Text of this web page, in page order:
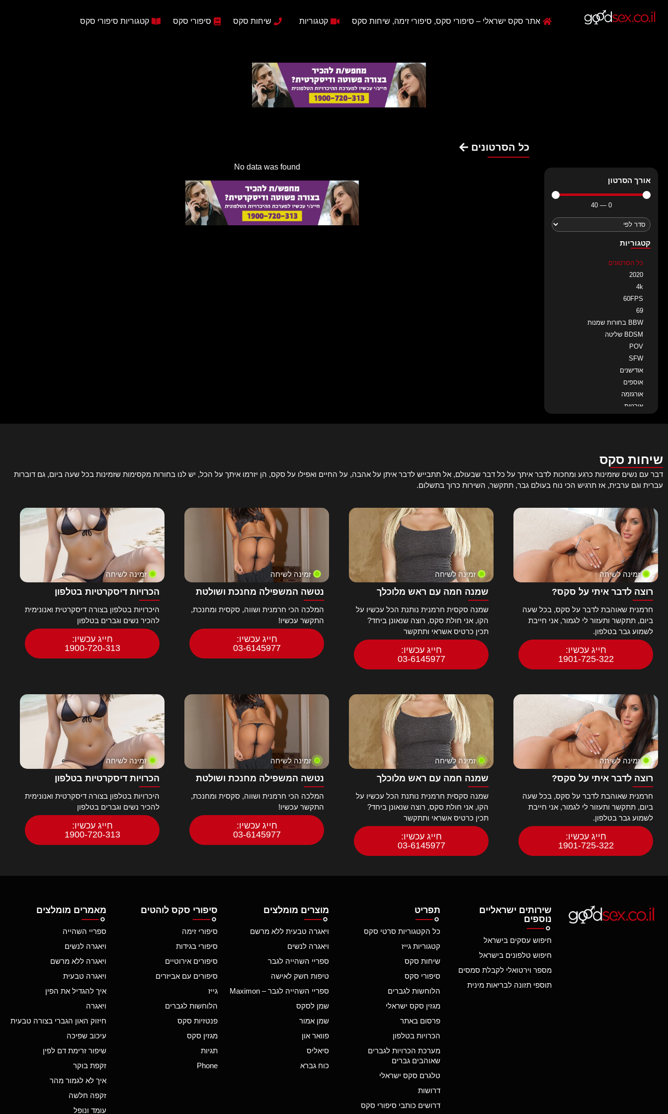
אתר סקס ישראלי – סיפורי סקס, סיפורי זימה, שיחות סקס קטגוריות שיחות סקס סיפורי סקס קטגוריות סיפורי סקס
אורך הסרטון
0
—
40
קטגוריות
כל הסרטונים
2020
4k
60FPS
69
BBW בחורות שמנות
BDSM שליטה
POV
SFW
אודישנים
אוספים
אורגזמה
אורגיות
אקסקלוסיבי
בגידות – קוקהולד
בוקאקי
בלונדיוניות
ברונטיות
ברזילאיות
בריטיות
ג'ינג'יות
גמירות על הפנים
גרמניות
דוגי סטייל
דחיפת אצבעות
הארדקור
השפרצות
וידאו
זין גדול
חדירה כפולה
חובבניות
יפניות
כוכבות פורנו
כוסיות
לטיניות
ליקוק כוס
לסביות
מאוננות
מצחיק
כל הסרטונים
No data was found
שיחות סקס
דבר עם נשים שזמינות כרגע ומחכות לדבר איתך על כל דבר שבעולם, אל תתבייש לדבר איתן על אהבה, על החיים ואפילו על סקס, הן יזרמו איתך על הכל, יש לנו בחורות מקסימות שזמינות בכל שעה ביום, גם דוברות
עברית וגם ערבית, אז תרגיש הכי נוח בעולם גבר, תתקשר, השירות כרוך בתשלום.
זמינה לשיחה
רוצה לדבר איתי על סקס?
חרמנית שאוהבת לדבר על סקס, בכל שעה
ביום, תתקשר ותעזור לי לגמור, אני חייבת
לשמוע גבר בטלפון.
חייג עכשיו:
1901-725-322
זמינה לשיחה
שמנה חמה עם ראש מלוכלך
שמנה סקסית חרמנית נותנת הכל עכשיו על
הקו, אני חולת סקס, רוצה שנאונן ביחד?
תכין כרטיס אשראי ותתקשר
חייג עכשיו:
03-6145977
זמינה לשיחה
נטשה המשפילה מחנכת ושולטת
המלכה הכי חרמנית ושווה, סקסית ומחנכת,
התקשר עכשיו!
חייג עכשיו:
03-6145977
זמינה לשיחה
הכרויות דיסקרטיות בטלפון
היכרויות בטלפון בצורה דיסקרטית ואנונימית
להכיר נשים וגברים בטלפון
חייג עכשיו:
1900-720-313
זמינה לשיחה
רוצה לדבר איתי על סקס?
חרמנית שאוהבת לדבר על סקס, בכל שעה
ביום, תתקשר ותעזור לי לגמור, אני חייבת
לשמוע גבר בטלפון.
חייג עכשיו:
1901-725-322
זמינה לשיחה
שמנה חמה עם ראש מלוכלך
שמנה סקסית חרמנית נותנת הכל עכשיו על
הקו, אני חולת סקס, רוצה שנאונן ביחד?
תכין כרטיס אשראי ותתקשר
חייג עכשיו:
03-6145977
זמינה לשיחה
נטשה המשפילה מחנכת ושולטת
המלכה הכי חרמנית ושווה, סקסית ומחנכת,
התקשר עכשיו!
חייג עכשיו:
03-6145977
זמינה לשיחה
הכרויות דיסקרטיות בטלפון
היכרויות בטלפון בצורה דיסקרטית ואנונימית
להכיר נשים וגברים בטלפון
חייג עכשיו:
1900-720-313
שירותים ישראליים
נוספים
חיפוש עסקים בישראל
חיפוש טלפונים בישראל
מספר וירטואלי לקבלת סמסים
תוספי תזונה לבריאות מינית
תפריט
כל הקטגוריות סרטי סקס
קטגוריות גייז
שיחות סקס
סיפורי סקס
הלוחשות לגברים
מגזין סקס ישראלי
פרסום באתר
הכרויות בטלפון
מערכת הכרויות לגברים
שאוהבים גברים
טלגרם סקס ישראלי
דרושות
דרושים כותבי סיפורי סקס
מוצרים מומלצים
ויאגרה טבעית ללא מרשם
ויאגרה לנשים
ספריי השהייה לגבר
טיפות חשק לאישה
ספריי השהייה לגבר – Maximon
שמן לסקס
שמן אמור
פוואר און
סיאליס
כוח גברא
סיפורי סקס לוהטים
סיפורי זימה
סיפורי בגידות
סיפורים אירוטיים
סיפורים עם אביזרים
גייז
הלוחשות לגברים
פנטזיות סקס
מגזין סקס
תגיות
Phone
מאמרים מומלצים
ספריי השהייה
ויאגרה לנשים
ויאגרה ללא מרשם
ויאגרה טבעית
איך להגדיל את הפין
ויאגרה
חיזוק האון הגברי בצורה טבעית
עיכוב שפיכה
שיפור זרימת דם לפין
זקפת בוקר
איך לא לגמור מהר
זקפה חלשה
עומד ונופל